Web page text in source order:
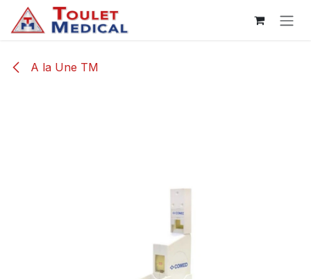
Se rendre au contenu
A la Une TM